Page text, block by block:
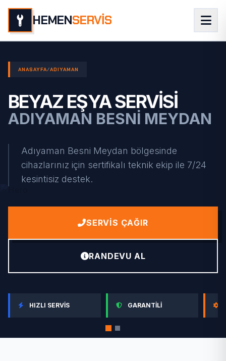
HEMENSERVİS
ANASAYFA/ADIYAMAN
BEYAZ EŞYA SERVISI
ADIYAMAN BESNI MEYDAN
Adıyaman Besni Meydan bölgesinde
cihazlarınız için sertifikalı teknik ekip ile 7/24
kesintisiz destek.
SERVIS ÇAĞIR
RANDEVU AL
HIZLI SERVIS GARANTILI